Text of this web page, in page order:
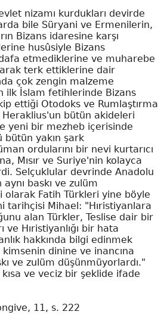
nizamı kurdukları devirde
bile Süryani ve Ermenilerin,
Bizans idaresine karşı
husûsiyle Bizans
etmediklerine ve muharebe
terk ettiklerine dair
çok zengin malzeme
ilk İslam fetihlerinde Bizans
ettiği Otodoks ve Rumlaştırma
bütün akideleri
yeni bir mezheb içerisinde
yakın şark
ordularını bir nevi kurtarıcı
Mısır ve Suriye'nin kolayca
Selçuklular devrinde Anadolu
baskı ve zulüm
olarak Fatih Türkleri yine böyle
tarihçisi Mihael: "Hıristiyanlara
alan Türkler, Teslise dair bir
ve Hıristiyanlığı bir hata
hakkında bilgi edinmek
dinine ve inancına
ve zulüm düşünmüyorlardı."
ve veciz bir şeklide ifade
11, s. 222